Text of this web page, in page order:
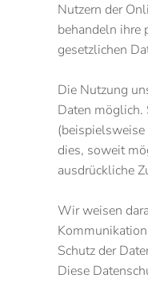
Nutzern der
behandeln ihre
gesetzlichen
Die Nutzung
Daten möglich.
dies, soweit
ausdrückliche
Wir weisen
Schutz der
Diese